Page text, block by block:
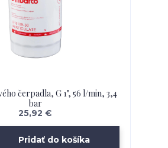
čerpadla, G 1", 56 l/min, 3,4
bar
25,92 €
Pridať do košíka